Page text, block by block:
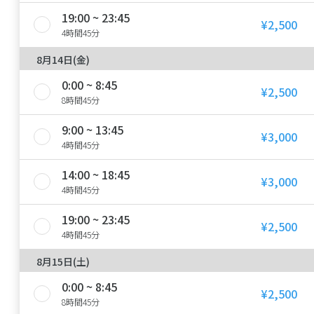
19:00 ~ 23:45
4時間45分 ¥2,500
8月14日(金)
0:00 ~ 8:45
8時間45分 ¥2,500
9:00 ~ 13:45
4時間45分 ¥3,000
14:00 ~ 18:45
4時間45分 ¥3,000
19:00 ~ 23:45
4時間45分 ¥2,500
8月15日(土)
0:00 ~ 8:45
8時間45分 ¥2,500